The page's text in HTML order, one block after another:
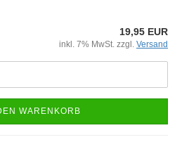
19,95 EUR
inkl. 7% MwSt. zzgl. Versand
WARENKORB